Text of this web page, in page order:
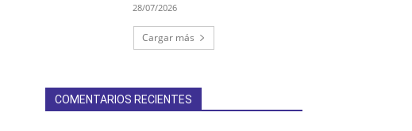
28/07/2026
Cargar más
COMENTARIOS RECIENTES